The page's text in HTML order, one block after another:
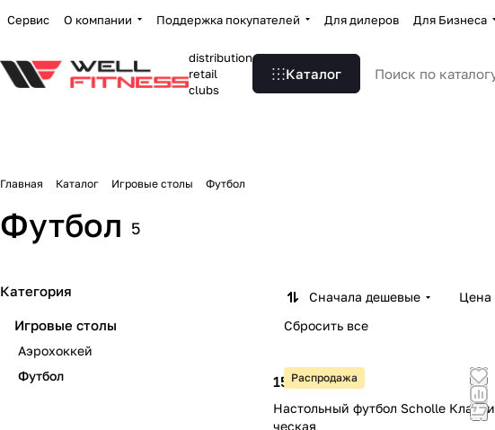
Сервис О компании Поддержка покупателей Для дилеров Для Бизнеса
distribution
retail
clubs
Каталог
Главная Каталог Игровые столы Футбол
Футбол 5
Сначала дешевые Цена
Сбросить все
Распродажа
15 990 ₽
Настольный футбол Scholle Класси
ческая
Категория
Игровые столы
Аэрохоккей
Футбол